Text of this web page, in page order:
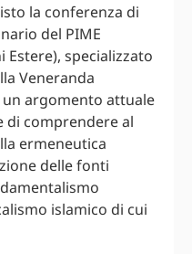
la conferenza di
del PIME
specializzato
Veneranda
un argomento attuale
di comprendere al
ermeneutica
delle fonti
islamico di cui